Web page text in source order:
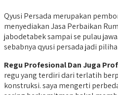
Qyusi Persada merupakan
menyediakan Jasa Perbaikan
jabodetabek sampai se pulau
sebabnya qyusi persada jadi
Regu Profesional Dan Juga
regu yang terdiri dari terlatih
konstruksi. saya mengerti